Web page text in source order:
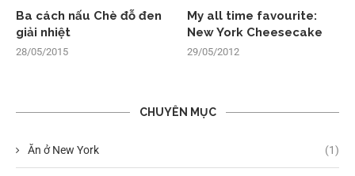
Ba cách nấu Chè đỗ đen
giải nhiệt
28/05/2015
My all time favourite:
New York Cheesecake
29/05/2012
CHUYÊN MỤC
Ăn ở New York (1)